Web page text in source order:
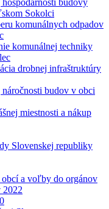
budovy
Sokolci
komunálnych odpadov
komunálnej techniky
drobnej infraštruktúry
budov v obci
miestnosti a nákup
Slovenskej republiky
a voľby do orgánov
2022